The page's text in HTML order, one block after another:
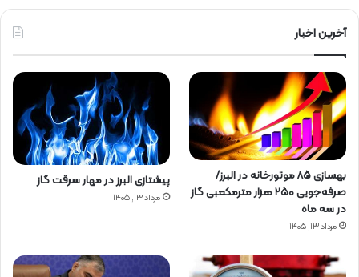
آخرین اخبار
بهسازی ۸۵ موتورخانه در البرز/
صرفه‌جویی ۲۵۰ هزار مترمکعبی گاز
در سه ماه
مرداد ۱۳, ۱۴۰۵
پیشتازی البرز در مهار سرقت گاز
مرداد ۱۳, ۱۴۰۵